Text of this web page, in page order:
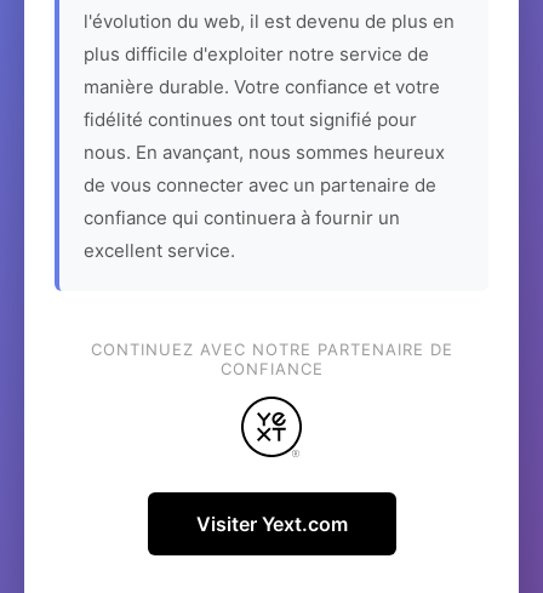
l'évolution du web, il est devenu de plus en
plus difficile d'exploiter notre service de
manière durable. Votre confiance et votre
fidélité continues ont tout signifié pour
nous. En avançant, nous sommes heureux
de vous connecter avec un partenaire de
confiance qui continuera à fournir un
excellent service.
CONTINUEZ AVEC NOTRE PARTENAIRE DE
CONFIANCE
Visiter Yext.com